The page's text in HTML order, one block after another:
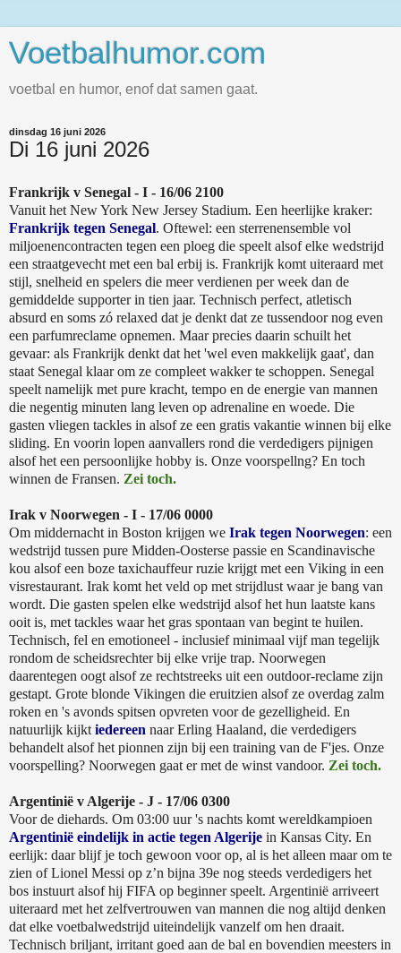
Voetbalhumor.com
voetbal en humor, enof dat samen gaat.
dinsdag 16 juni 2026
Di 16 juni 2026
Frankrijk v Senegal - I - 16/06 2100
Vanuit het New York New Jersey Stadium. Een heerlijke kraker:
Frankrijk tegen Senegal. Oftewel: een sterrenensemble vol
miljoenencontracten tegen een ploeg die speelt alsof elke wedstrijd
een straatgevecht met een bal erbij is. Frankrijk komt uiteraard met
stijl, snelheid en spelers die meer verdienen per week dan de
gemiddelde supporter in tien jaar. Technisch perfect, atletisch
absurd en soms zó relaxed dat je denkt dat ze tussendoor nog even
een parfumreclame opnemen. Maar precies daarin schuilt het
gevaar: als Frankrijk denkt dat het 'wel even makkelijk gaat', dan
staat Senegal klaar om ze compleet wakker te schoppen. Senegal
speelt namelijk met pure kracht, tempo en de energie van mannen
die negentig minuten lang leven op adrenaline en woede. Die
gasten vliegen tackles in alsof ze een gratis vakantie winnen bij elke
sliding. En voorin lopen aanvallers rond die verdedigers pijnigen
alsof het een persoonlijke hobby is. Onze voorspellng? En toch
winnen de Fransen. Zei toch.
Irak v Noorwegen - I - 17/06 0000
Om middernacht in Boston krijgen we Irak tegen Noorwegen: een
wedstrijd tussen pure Midden-Oosterse passie en Scandinavische
kou alsof een boze taxichauffeur ruzie krijgt met een Viking in een
visrestaurant. Irak komt het veld op met strijdlust waar je bang van
wordt. Die gasten spelen elke wedstrijd alsof het hun laatste kans
ooit is, met tackles waar het gras spontaan van begint te huilen.
Technisch, fel en emotioneel - inclusief minimaal vijf man tegelijk
rondom de scheidsrechter bij elke vrije trap. Noorwegen
daarentegen oogt alsof ze rechtstreeks uit een outdoor-reclame zijn
gestapt. Grote blonde Vikingen die eruitzien alsof ze overdag zalm
roken en 's avonds spitsen opvreten voor de gezelligheid. En
natuurlijk kijkt iedereen naar Erling Haaland, die verdedigers
behandelt alsof het pionnen zijn bij een training van de F'jes. Onze
voorspelling? Noorwegen gaat er met de winst vandoor. Zei toch.
Argentinië v Algerije - J - 17/06 0300
Voor de diehards. Om 03:00 uur 's nachts komt wereldkampioen
Argentinië eindelijk in actie tegen Algerije in Kansas City. En
eerlijk: daar blijf je toch gewoon voor op, al is het alleen maar om te
zien of Lionel Messi op z’n bijna 39e nog steeds verdedigers het
bos instuurt alsof hij FIFA op beginner speelt. Argentinië arriveert
uiteraard met het zelfvertrouwen van mannen die nog altijd denken
dat elke voetbalwedstrijd uiteindelijk vanzelf om hen draait.
Technisch briljant, irritant goed aan de bal en bovendien meesters in